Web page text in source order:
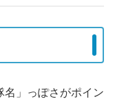
名」っぽさがポイン